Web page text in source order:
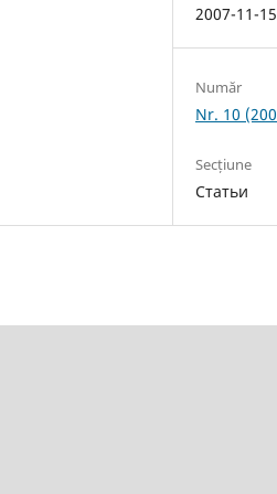
2007-11-15
Număr
Nr. 10
Secțiune
Статьи